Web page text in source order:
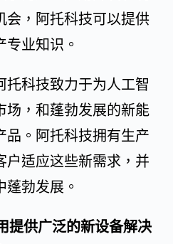
会，阿托科技可以提供
业知识。
托科技致力于为人工智
场，和蓬勃发展的新能
品。阿托科技拥有生产
户适应这些新需求，并
勃发展。
提供广泛的新设备解决